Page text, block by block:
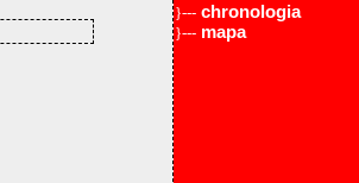
}--- chronologia
}--- mapa